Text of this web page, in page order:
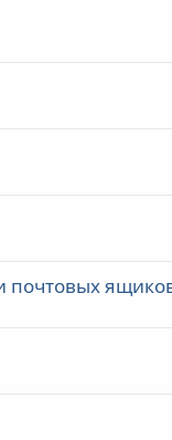
почтовых